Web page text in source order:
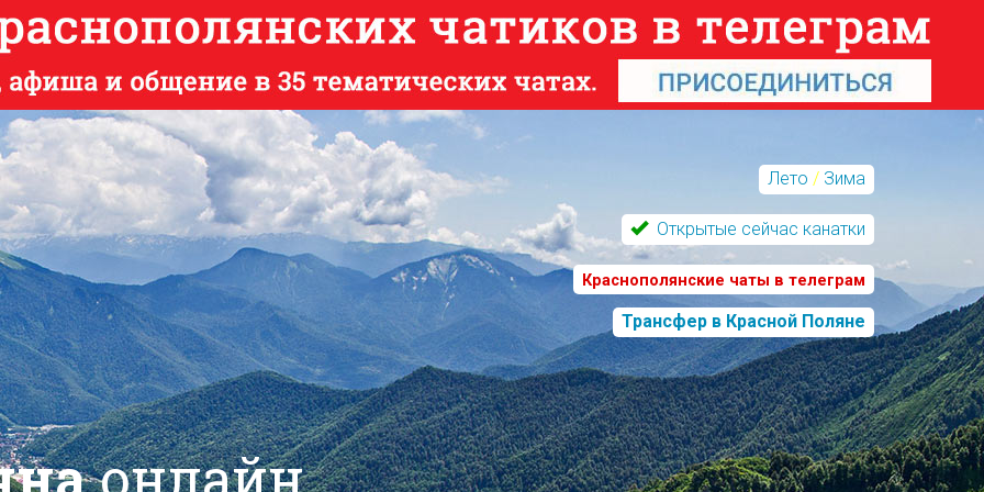
Лето / Зима
Открытые сейчас канатки
Краснополянские чаты в телеграм
Трансфер в Красной Поляне